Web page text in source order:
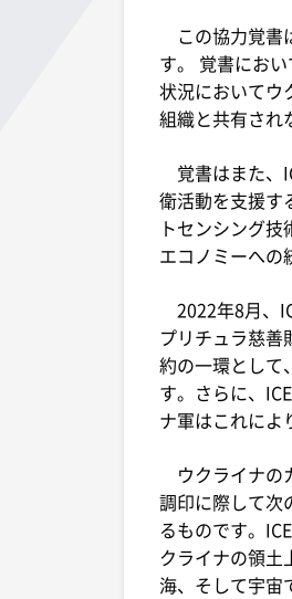
この協力覚書
す。 覚書にお
状況においてウ
組織と共有され
覚書はまた、
衛活動を支援す
トセンシング
エコノミーへの
2022年8月、
プリチュラ慈
約の一環として
す。さらに、
ナ軍はこれによ
ウクライナの
調印に際して次
るものです。
クライナの領土
海、そして宇宙